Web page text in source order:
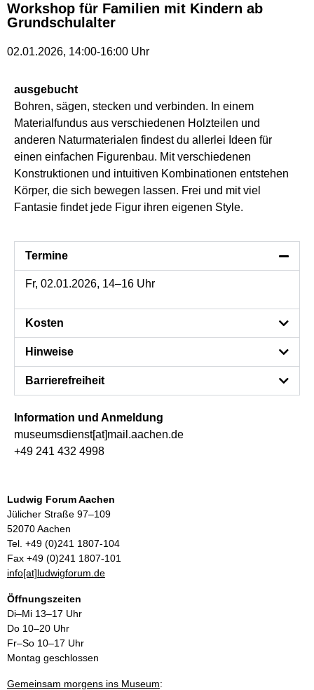
Workshop für Familien mit Kindern ab
Grundschulalter
02.01.2026, 14:00-16:00 Uhr
ausgebucht
Bohren, sägen, stecken und verbinden. In einem
Materialfundus aus verschiedenen Holzteilen und
anderen Naturmaterialen findest du allerlei Ideen für
einen einfachen Figurenbau. Mit verschiedenen
Konstruktionen und intuitiven Kombinationen entstehen
Körper, die sich bewegen lassen. Frei und mit viel
Fantasie findet jede Figur ihren eigenen Style.
Termine
Fr, 02.01.2026, 14–16 Uhr
Kosten
Hinweise
Barrierefreiheit
Information und Anmeldung
museumsdienst[at]mail.aachen.de
+49 241 432 4998
Ludwig Forum Aachen
Jülicher Straße 97–109
52070 Aachen
Tel. +49 (0)241 1807-104
Fax +49 (0)241 1807-101
info[at]ludwigforum.de
Öffnungszeiten
Di–Mi 13–17 Uhr
Do 10–20 Uhr
Fr–So 10–17 Uhr
Montag geschlossen
Gemeinsam morgens ins Museum: